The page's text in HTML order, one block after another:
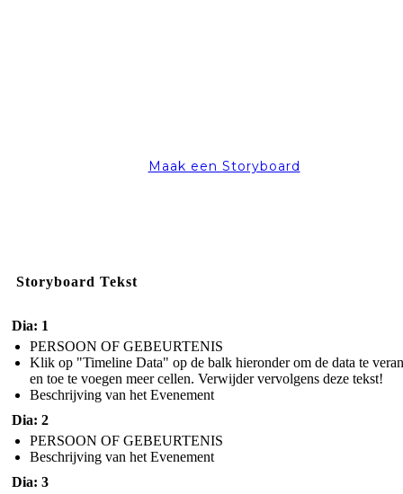
Maak een Storyboard
Storyboard Tekst
Dia: 1
PERSOON OF GEBEURTENIS
Klik op "Timeline Data" op de balk hieronder om de data te
en toe te voegen meer cellen. Verwijder vervolgens deze tekst!
Beschrijving van het Evenement
Dia: 2
PERSOON OF GEBEURTENIS
Beschrijving van het Evenement
Dia: 3